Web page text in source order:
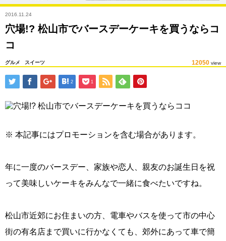
2016.11.24
穴場!? 松山市でバースデーケーキを買うならコ
コ
グルメ スイーツ 12050 view
2 1
※ 本記事にはプロモーションを含む場合があります。
年に一度のバースデー、家族や恋人、親友のお誕生日を祝
って美味しいケーキをみんなで一緒に食べたいですね。
松山市近郊にお住まいの方、電車やバスを使って市の中心
街の有名店まで買いに行かなくても、郊外にあって車で簡